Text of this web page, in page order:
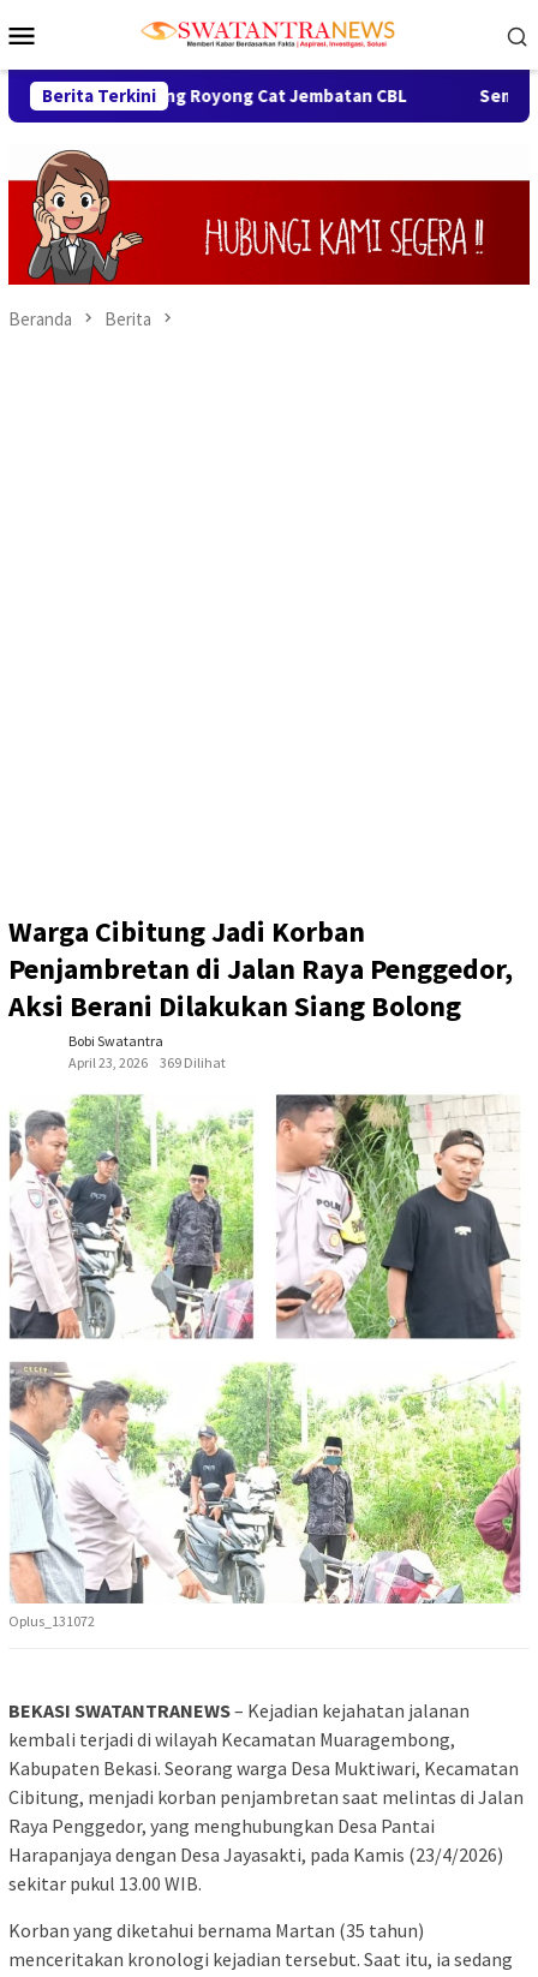
ke
Mobile
Berita Terkini
Gotong Royong Cat Jembatan CBL Semarak HUT
Beranda Berita
Warga Cibitung Jadi Korban
Penjambretan di Jalan Raya Penggedor,
Aksi Berani Dilakukan Siang Bolong
Bobi Swatantra
April 23, 2026
369 Dilihat
Oplus_131072
BEKASI SWATANTRANEWS– Kejadian kejahatan jalanan
kembali terjadi di wilayah Kecamatan Muaragembong,
Kabupaten Bekasi. Seorang warga Desa Muktiwari, Kecamatan
Cibitung, menjadi korban penjambretan saat melintas di Jalan
Raya Penggedor, yang menghubungkan Desa Pantai
Harapanjaya dengan Desa Jayasakti, pada Kamis (23/4/2026)
sekitar pukul 13.00 WIB.
Korban yang diketahui bernama Martan (35 tahun)
menceritakan kronologi kejadian tersebut. Saat itu, ia sedang